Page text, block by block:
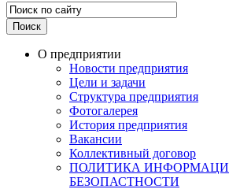
О предприятии
Новости предприятия
Цели и задачи
Структура предприятия
Фотогалерея
История предприятия
Вакансии
Коллективный договор
ПОЛИТИКА
БЕЗОПАСТНОСТИ